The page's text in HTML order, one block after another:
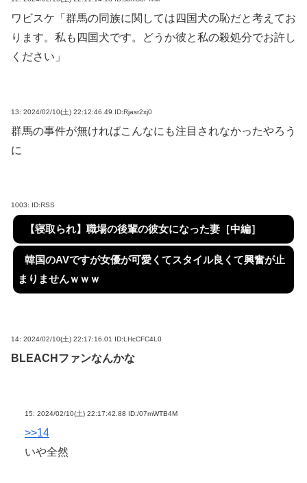
ワビスケ「群馬の同族に関しては四国犬の恥だと考えてお
ります。私も四国犬です。どうか彼と私の殺処分でお許し
ください」
13: 2024/02/10(土) 22:12:46.49 ID:Rjasr2xj0
群馬の事件が無ければこんなにも注目されなかったやろう
に
1003: ID:RSS
【寝取られ】職場の後輩の彼女になった妻［中編］
韓国のAVですが女優が可愛くてスタイル良くて興奮が止
まりませんｗｗｗ
14: 2024/02/10(土) 22:17:16.01 ID:LHcCFC4L0
BLEACHファンなんかな
15: 2024/02/10(土) 22:17:42.88 ID:/07mWTB4M
>>14
いや全然